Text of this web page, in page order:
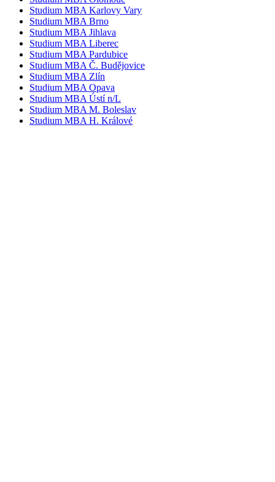
Studium MBA Karlovy Vary
Studium MBA Brno
Studium MBA Jihlava
Studium MBA Liberec
Studium MBA Pardubice
Studium MBA Č. Budějovice
Studium MBA Zlín
Studium MBA Opava
Studium MBA Ústí n/L
Studium MBA M. Boleslav
Studium MBA H. Králové